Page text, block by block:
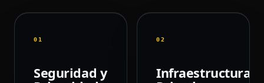
01
Seguridad y
02
Infraestructura